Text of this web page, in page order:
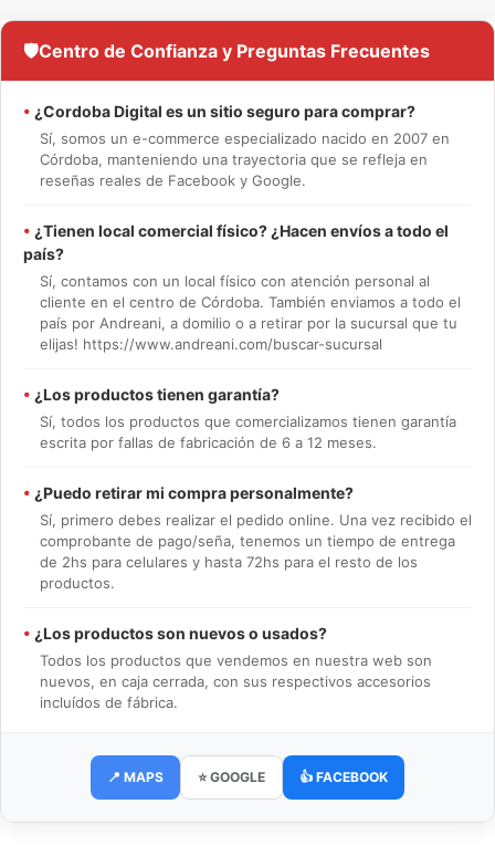
🛡️Centro de Confianza y Preguntas Frecuentes
• ¿Cordoba Digital es un sitio seguro para comprar?
Sí, somos un e-commerce especializado nacido en 2007 en
Córdoba, manteniendo una trayectoria que se refleja en
reseñas reales de Facebook y Google.
• ¿Tienen local comercial físico? ¿Hacen envíos a todo el
país?
Sí, contamos con un local físico con atención personal al
cliente en el centro de Córdoba. También enviamos a todo el
país por Andreani, a domilio o a retirar por la sucursal que tu
elijas! https://www.andreani.com/buscar-sucursal
• ¿Los productos tienen garantía?
Sí, todos los productos que comercializamos tienen garantía
escrita por fallas de fabricación de 6 a 12 meses.
• ¿Puedo retirar mi compra personalmente?
Sí, primero debes realizar el pedido online. Una vez recibido el
comprobante de pago/seña, tenemos un tiempo de entrega
de 2hs para celulares y hasta 72hs para el resto de los
productos.
• ¿Los productos son nuevos o usados?
Todos los productos que vendemos en nuestra web son
nuevos, en caja cerrada, con sus respectivos accesorios
incluídos de fábrica.
📍 MAPS ⭐ GOOGLE 👍 FACEBOOK